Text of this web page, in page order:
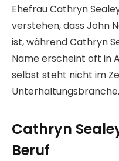
Ehefrau Cathryn
verstehen, dass John
ist, während Cathryn
Name erscheint oft in
selbst steht nicht im
Unterhaltungsbranche.
Cathryn
Beruf